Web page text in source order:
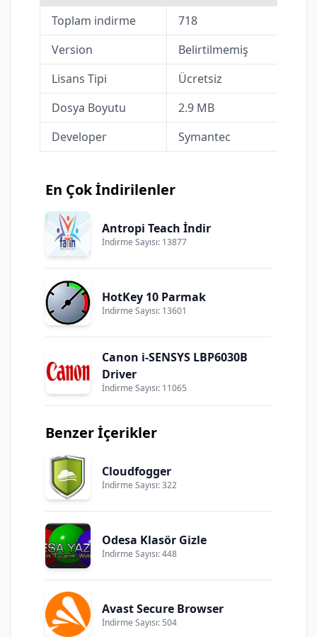
Toplam indirme
718
Version
Belirtilmemiş
Lisans Tipi
Ücretsiz
Dosya Boyutu
2.9 MB
Developer
Symantec
En Çok İndirilenler
Antropi Teach İndir
İndirme Sayısı: 13877
HotKey 10 Parmak
İndirme Sayısı: 13601
Canon i-SENSYS LBP6030B
Driver
İndirme Sayısı: 11065
Benzer İçerikler
Cloudfogger
İndirme Sayısı: 322
Odesa Klasör Gizle
İndirme Sayısı: 448
Avast Secure Browser
İndirme Sayısı: 504